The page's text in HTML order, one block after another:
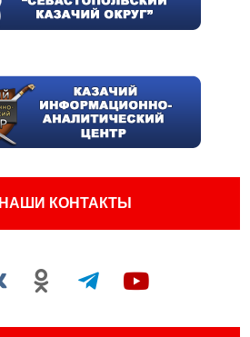
НАШИ КОНТАКТЫ